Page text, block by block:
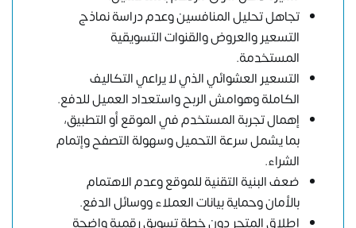
تجاهل تحليل المنافسين وعدم دراسة نماذج
التسعير والعروض والقنوات التسويقية
المستخدمة.
التسعير العشوائي الذي لا يراعي التكاليف
الكاملة وهوامش الربح واستعداد العميل للدفع.
إهمال تجربة المستخدم في الموقع أو التطبيق،
بما يشمل سرعة التحميل وسهولة التصفح وإتمام
الشراء.
ضعف البنية التقنية للموقع وعدم الاهتمام
بالأمان وحماية بيانات العملاء ووسائل الدفع.
إطلاق المتجر دون خطة تسويق رقمية واضحة